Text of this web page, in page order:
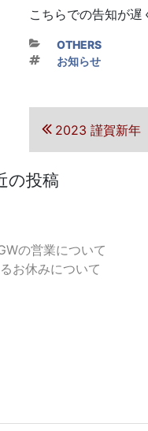
こちらでの告知が遅
カテゴリー
OTHERS
タグ
お知らせ
投稿ナビ
前の投稿
2023 謹賀新年
の投稿
の営業について
お休みについて